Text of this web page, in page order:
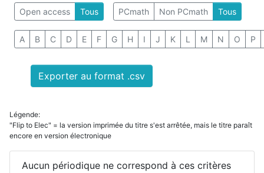
Open access Tous PCmath Non PCmath Tous
A B C D E F G H I J K L M N O P
Exporter au format .csv
Légende:
"Flip to Elec" = la version imprimée du titre s'est arrêtée, mais le titre paraît
encore en version électronique
Aucun périodique ne correspond à ces critères